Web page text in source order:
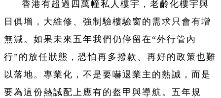
香港有超過四萬幢私人樓宇，老齡化樓宇與
日俱增，大維修、強制驗樓驗窗的需求只會有增
無減。如果未來五年我們仍停留在“外行管內
行”的放任狀態，恐怕再多撥款、再好的政策也難
以落地。專業化，不是要嚇退業主的熱誠，而是
要為這份熱誠配上應有的盔甲與導航。五年規